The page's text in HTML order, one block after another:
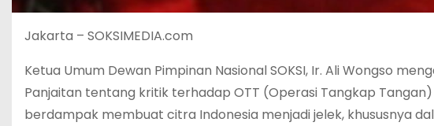
Jakarta – SOKSIMEDIA.com
Ketua Umum Dewan Pimpinan Nasional SOKSI, Ir. Ali Wongso
Panjaitan tentang kritik terhadap OTT (Operasi Tangkap
berdampak membuat citra Indonesia menjadi jelek, khususnya